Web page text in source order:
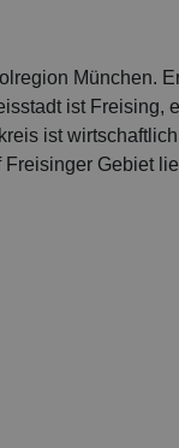
München.
ist Freising,
ist
Gebiet